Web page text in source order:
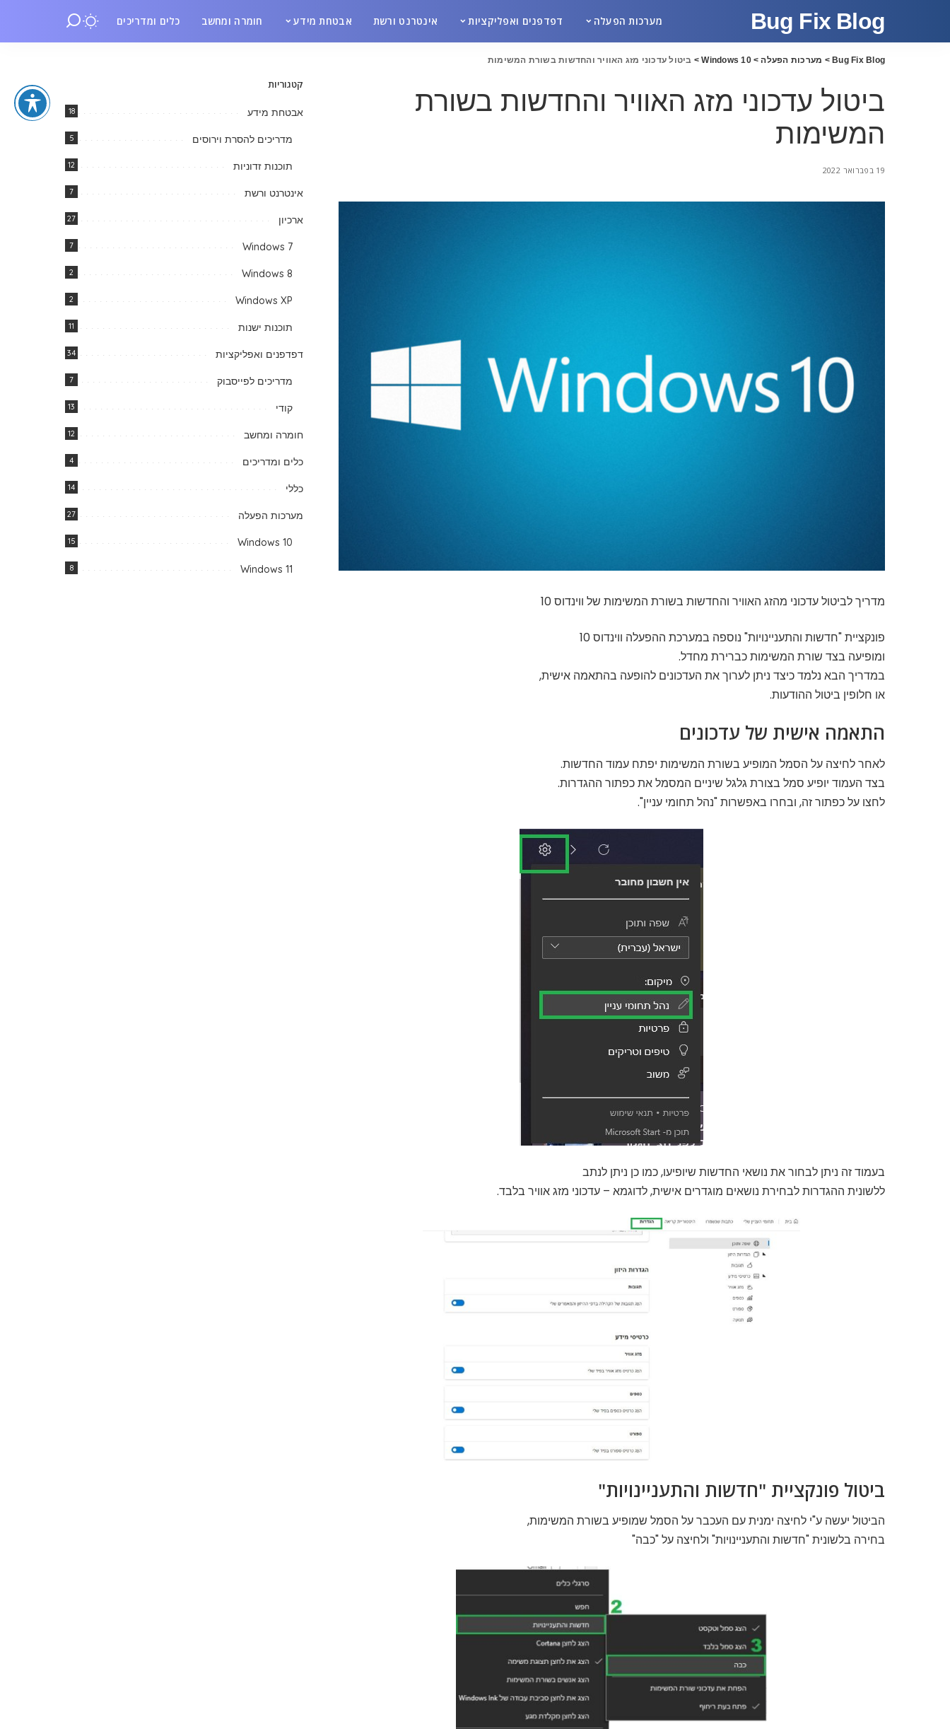
Bug Fix Blog מערכות הפעלה דפדפנים ואפליקציות אינטרנט ורשת אבטחת מידע חומרה ומחשב כלים ומדריכים
Bug Fix Blog
> מערכות הפעלה >
Windows 10
> ביטול עדכוני מזג האוויר והחדשות בשורת המשימות
ביטול עדכוני מזג האוויר והחדשות בשורת
המשימות
19 בפברואר 2022
מדריך לביטול עדכוני מהזג האוויר והחדשות בשורת המשימות של ווינדוס 10
פונקציית "חדשות והתעניינויות" נוספה במערכת ההפעלה ווינדוס 10
ומופיעה בצד שורת המשימות כברירת מחדל.
במדריך הבא נלמד כיצד ניתן לערוך את העדכונים להופעה בהתאמה אישית,
או חלופין ביטול ההודעות.
התאמה אישית של עדכונים
לאחר לחיצה על הסמל המופיע בשורת המשימות יפתח עמוד החדשות.
בצד העמוד יופיע סמל בצורת גלגל שיניים המסמל את כפתור ההגדרות.
לחצו על כפתור זה, ובחרו באפשרות "נהל תחומי עניין".
בעמוד זה ניתן לבחור את נושאי החדשות שיופיעו, כמו כן ניתן לנתב
ללשונית ההגדרות לבחירת נושאים מוגדרים אישית, לדוגמא – עדכוני מזג אוויר בלבד.
ביטול פונקציית "חדשות והתעניינויות"
הביטול יעשה ע"י לחיצה ימנית עם העכבר על הסמל שמופיע בשורת המשימות,
בחירה בלשונית "חדשות והתעניינויות" ולחיצה על "כבה"
קטגוריות
אבטחת מידע 18
מדריכים להסרת וירוסים 5
תוכנות זדוניות 12
אינטרנט ורשת 7
ארכיון 27
Windows 7
7
Windows 8
2
Windows XP
2
תוכנות ישנות 11
דפדפנים ואפליקציות 34
מדריכים לפייסבוק 7
קודי 13
חומרה ומחשב 12
כלים ומדריכים 4
כללי 14
מערכות הפעלה 27
Windows 10
15
Windows 11
8